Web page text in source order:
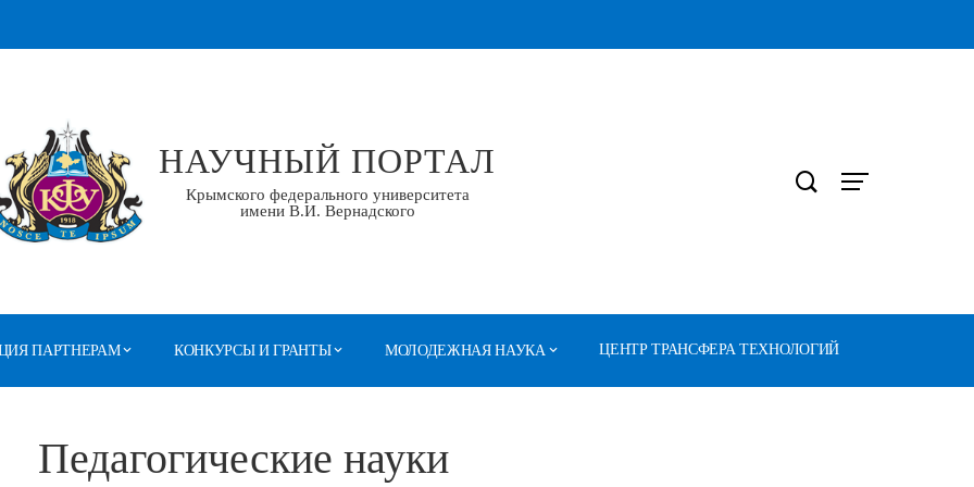
НАУЧНЫЙ ПОРТАЛ
Крымского федерального университета
имени В.И. Вернадского
ПАРТНЕРАМ КОНКУРСЫ И ГРАНТЫ МОЛОДЕЖНАЯ НАУКА ЦЕНТР ТРАНСФЕРА ТЕХНОЛОГИЙ
Педагогические науки